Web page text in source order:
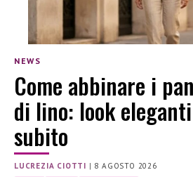
NEWS
Come abbinare i
di lino: look
subito
LUCREZIA CIOTTI | 8 AGOSTO 2026